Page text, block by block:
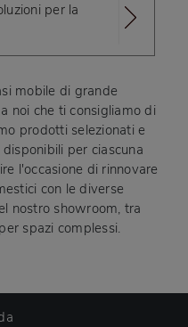
per la
mobile di grande
noi che ti consigliamo di
prodotti selezionati e
per ciascuna
l'occasione di rinnovare
con le diverse
nostro showroom, tra
spazi complessi.